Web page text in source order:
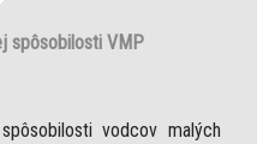
spôsobilosti VMP
vodcov malých